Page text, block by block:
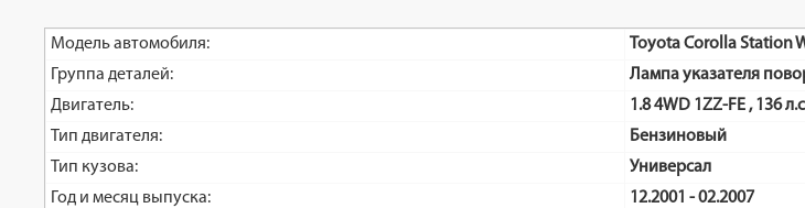
Модель автомобиля:
Toyota Corolla Station
Группа деталей:
Лампа указателя
Двигатель:
1.8 4WD 1ZZ-FE , 136
Тип двигателя:
Бензиновый
Тип кузова:
Универсал
Год и месяц выпуска:
12.2001 - 02.2007